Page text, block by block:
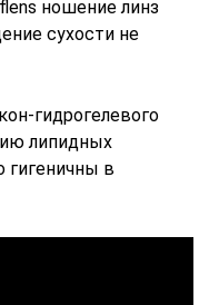
ношение линз
сухости не
гидрогелевого
липидных
гигеничны в